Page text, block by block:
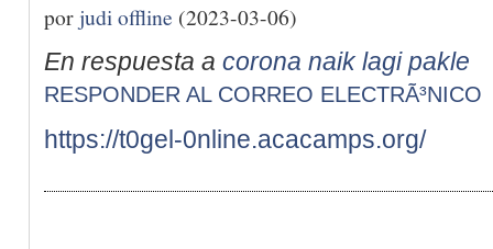
porjudi offline (2023-03-06)
En respuesta a corona naik lagi pakle
RESPONDER AL CORREO ELECTRÃ³NICO
https://t0gel-0nline.acacamps.org/